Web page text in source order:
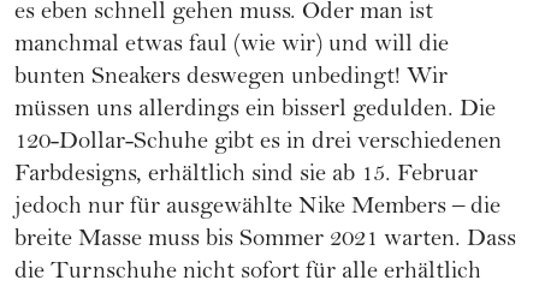
es eben schnell gehen muss. Oder man ist
manchmal etwas faul (wie wir) und will die
bunten Sneakers deswegen unbedingt! Wir
müssen uns allerdings ein bisserl gedulden. Die
120-Dollar-Schuhe gibt es in drei verschiedenen
Farbdesigns, erhältlich sind sie ab 15. Februar
jedoch nur für ausgewählte Nike Members – die
breite Masse muss bis Sommer 2021 warten. Dass
die Turnschuhe nicht sofort für alle erhältlich